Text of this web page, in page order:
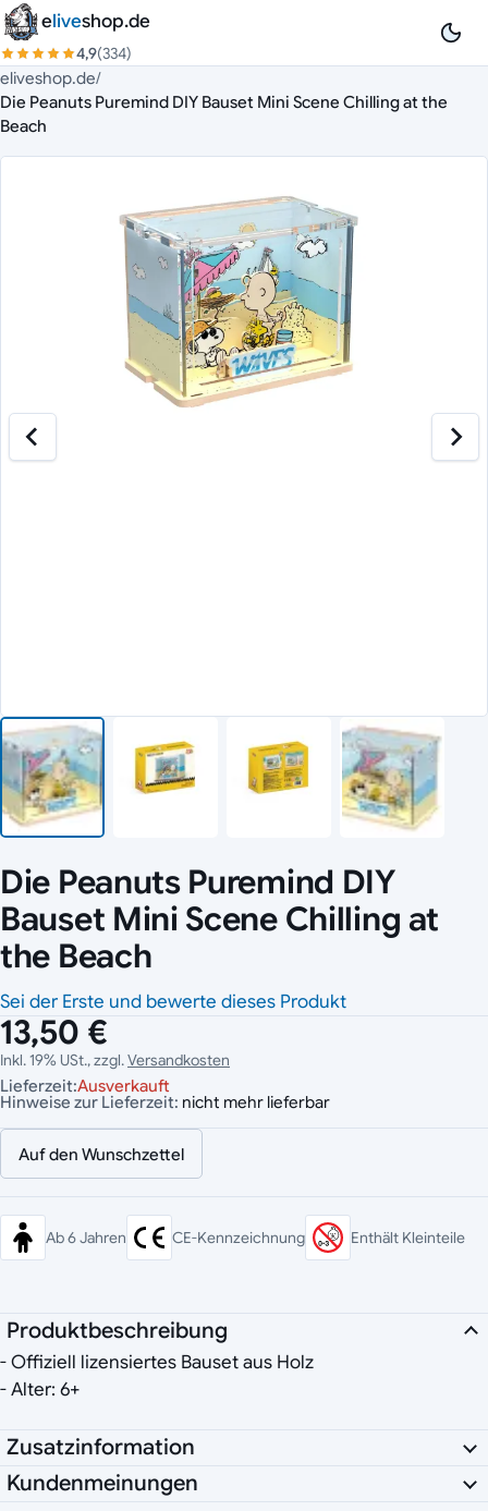
Zum Inhalt springen
eliveshop.de
4,9(334)
eliveshop.de/
Die Peanuts Puremind DIY Bauset Mini Scene Chilling at the
Beach
Die Peanuts Puremind DIY
Bauset Mini Scene Chilling at
the Beach
Sei der Erste und bewerte dieses Produkt
13,50 €
Inkl. 19% USt., zzgl.Versandkosten
Lieferzeit:Ausverkauft
Hinweise zur Lieferzeit: nicht mehr lieferbar
Auf den Wunschzettel
Ab 6 Jahren CE-Kennzeichnung Enthält Kleinteile
Produktbeschreibung
- Offiziell lizensiertes Bauset aus Holz
- Alter: 6+
Zusatzinformation
Kundenmeinungen